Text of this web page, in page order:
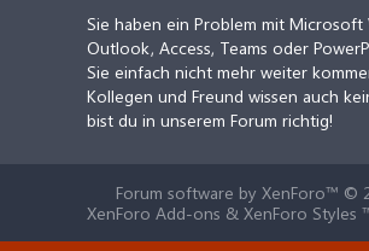
Sie haben ein Problem mit Microsoft
Outlook, Access, Teams oder
Sie einfach nicht mehr weiter
Kollegen und Freund wissen auch
bist du in unserem Forum richtig!
Forum software by XenForo™ ©
XenForo Add-ons & XenForo Styles